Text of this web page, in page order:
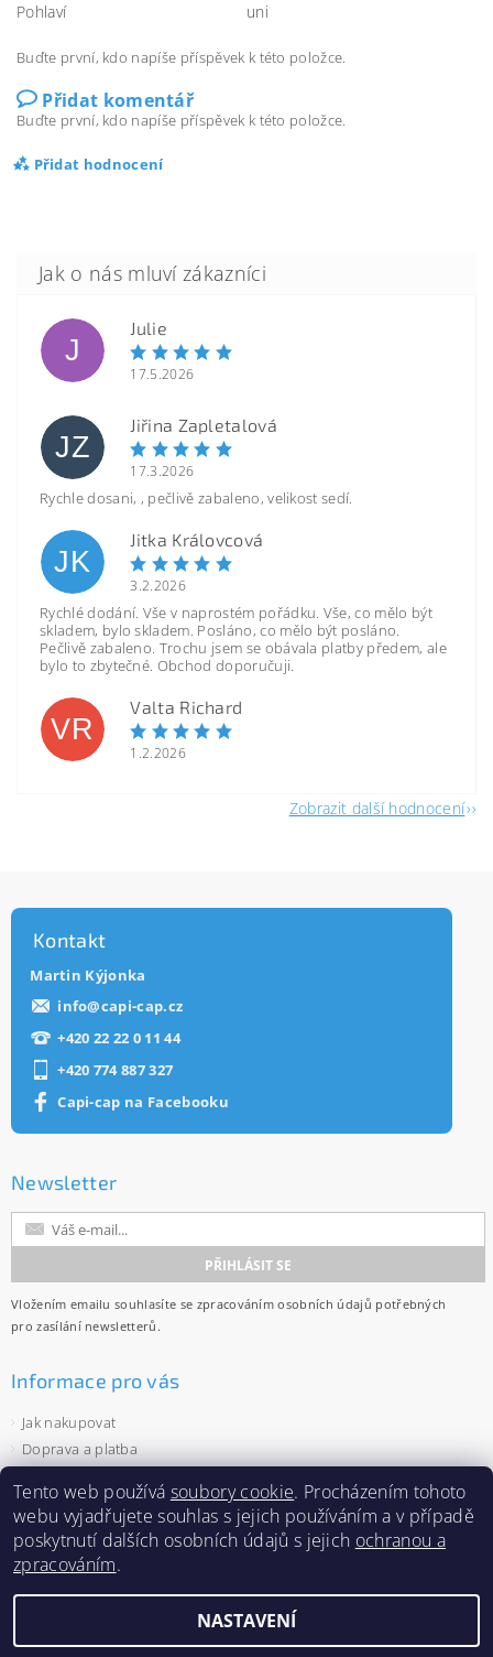
Pohlaví
uni
Buďte první, kdo napíše příspěvek k této položce.
Přidat komentář
Buďte první, kdo napíše příspěvek k této položce.
Přidat hodnocení
J
Julie
17.5.2026
JZ
Jiřina Zapletalová
17.3.2026
Rychle dosani, , pečlivě zabaleno, velikost sedí.
JK
Jitka Královcová
3.2.2026
Rychlé dodání. Vše v naprostém pořádku. Vše, co mělo být
skladem, bylo skladem. Posláno, co mělo být posláno.
Pečlivě zabaleno. Trochu jsem se obávala platby předem, ale
bylo to zbytečné. Obchod doporučuji.
VR
Valta Richard
1.2.2026
Zobrazit další hodnocení
Kontakt
Martin Kýjonka
info@capi-cap.cz
+420 22 22 0 11 44
+420 774 887 327
Capi-cap na Facebooku
Newsletter
Vložením emailu souhlasíte se zpracováním osobních údajů potřebných
pro zasílání newsletterů.
Informace pro vás
Jak nakupovat
Doprava a platba
Ochrana osobních údajů
Velkoobchod
Zásady používání souborů cookies
2026 ©Capi-cap.cz, všechna práva vyhrazena
Tento web používá soubory cookie. Procházením tohoto
webu vyjadřujete souhlas s jejich používáním a v případě
poskytnutí dalších osobních údajů s jejich ochranou a
zpracováním.
NASTAVENÍ